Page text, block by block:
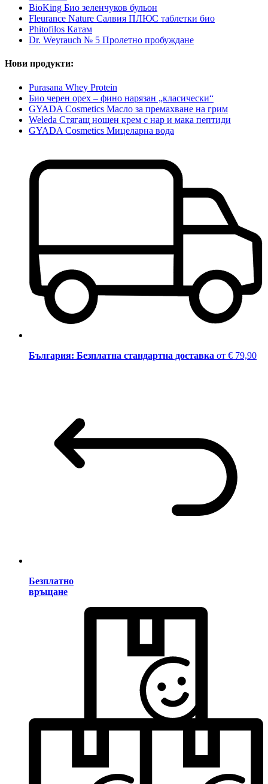
BioKing Био зеленчуков бульон
Fleurance Nature Салвия ПЛЮС таблетки био
Phitofilos Катам
Dr. Weyrauch № 5 Пролетно пробуждане
Нови продукти:
Purasana Whey Protein
Био черен орех – фино нарязан „класически“
GYADA Cosmetics Масло за премахване на грим
Weleda Стягащ нощен крем с нар и мака пептиди
GYADA Cosmetics Мицеларна вода
България: Безплатна стандартна доставка от € 79,90
Безплатно
връщане